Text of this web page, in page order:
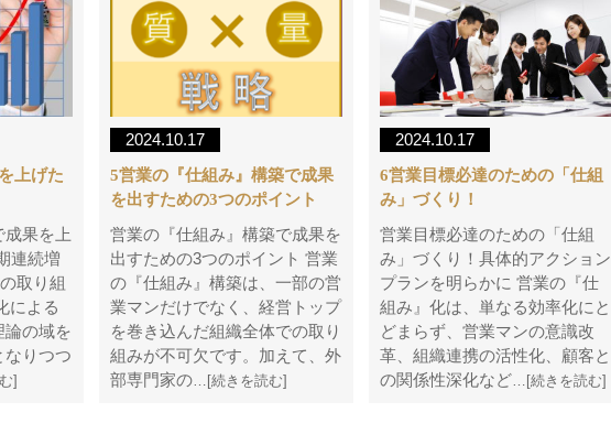
上げた
果を上
連続増
取り組
による
論の域を
なりつつ
]
2024.10.17
5営業の『仕組み』構築で成果
を出すための3つのポイント
営業の『仕組み』構築で成果を
出すための3つのポイント 営業
の『仕組み』構築は、一部の営
業マンだけでなく、経営トップ
を巻き込んだ組織全体での取り
組みが不可欠です。加えて、外
部専門家の …[続きを読む]
2024.10.17
6営業目標必達のための「仕組
み」づくり！
営業目標必達のための「仕組
み」づくり！具体的アクション
プランを明らかに 営業の『仕
組み』化は、単なる効率化にと
どまらず、営業マンの意識改
革、組織連携の活性化、顧客と
の関係性深化など …[続きを読む]